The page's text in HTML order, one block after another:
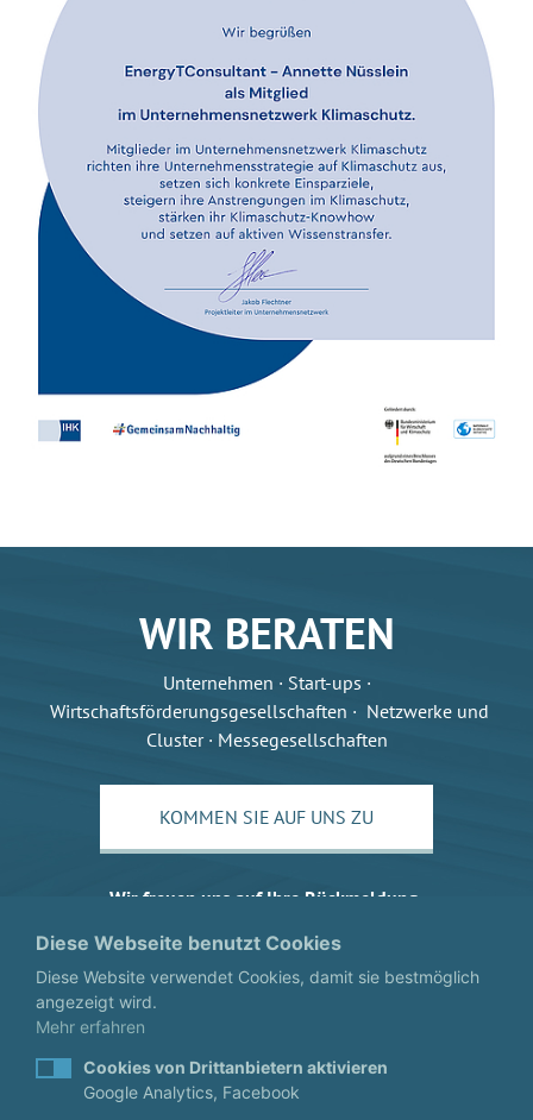
WIR BERATEN
Unternehmen · Start-ups ·
Wirtschaftsförderungsgesellschaften · Netzwerke und
Cluster · Messegesellschaften
KOMMEN SIE AUF UNS ZU
Wir freuen uns auf Ihre Rückmeldung.
Diese Webseite benutzt Cookies
Diese Website verwendet Cookies, damit sie bestmöglich
angezeigt wird.
Mehr erfahren
Cookies von Drittanbietern aktivieren
Google Analytics, Facebook